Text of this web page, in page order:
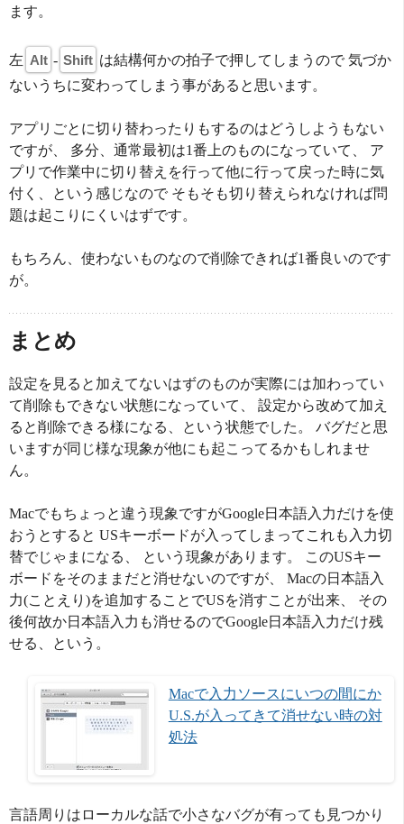
ます。
左 Alt - Shift は結構何かの拍子で押してしまうので 気づか
ないうちに変わってしまう事があると思います。
アプリごとに切り替わったりもするのはどうしようもない
ですが、 多分、通常最初は1番上のものになっていて、 ア
プリで作業中に切り替えを行って他に行って戻った時に気
付く、という感じなので そもそも切り替えられなければ問
題は起こりにくいはずです。
もちろん、使わないものなので削除できれば1番良いのです
が。
まとめ
設定を見ると加えてないはずのものが実際には加わってい
て削除もできない状態になっていて、 設定から改めて加え
ると削除できる様になる、という状態でした。 バグだと思
いますが同じ様な現象が他にも起こってるかもしれませ
ん。
Macでもちょっと違う現象ですがGoogle日本語入力だけを使
おうとすると USキーボードが入ってしまってこれも入力切
替でじゃまになる、 という現象があります。 このUSキー
ボードをそのままだと消せないのですが、 Macの日本語入
力(ことえり)を追加することでUSを消すことが出来、 その
後何故か日本語入力も消せるのでGoogle日本語入力だけ残
せる、という。
Macで入力ソースにいつの間にか
U.S.が入ってきて消せない時の対
処法
言語周りはローカルな話で小さなバグが有っても見つかり